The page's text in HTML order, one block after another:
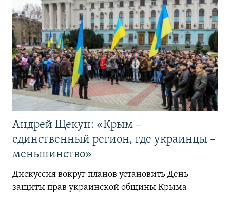
Андрей Щекун: «Крым –
единственный регион, где украинцы –
меньшинство»
Дискуссия вокруг планов установить День
защиты прав украинской общины Крыма